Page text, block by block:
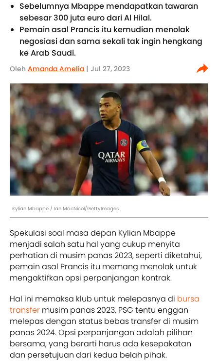
Sebelumnya Mbappe mendapatkan tawaran
sebesar 300 juta euro dari Al Hilal.
Pemain asal Prancis itu kemudian menolak
negosiasi dan sama sekali tak ingin hengkang
ke Arab Saudi.
Oleh Amanda Amelia | Jul 27, 2023
Kylian Mbappe / Ian MacNicol/GettyImages
Spekulasi soal masa depan Kylian Mbappe
menjadi salah satu hal yang cukup menyita
perhatian di musim panas 2023, seperti diketahui,
pemain asal Prancis itu memang menolak untuk
mengaktifkan opsi perpanjangan kontrak.
Hal ini memaksa klub untuk melepasnya di bursa
transfer musim panas 2023, PSG tentu enggan
melepas dengan status bebas transfer di musim
panas 2024. Opsi perpanjangan adalah pilihan
bersama, yang berarti harus ada kesepakatan
dan persetujuan dari kedua belah pihak.